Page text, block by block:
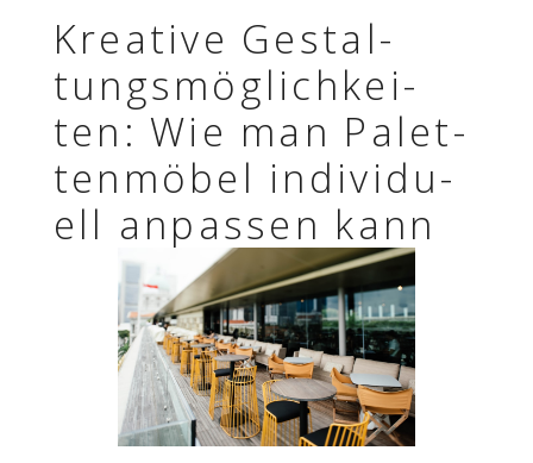
Krea­tive Gestal­
tungs­mög­lich­kei­
ten: Wie man Palet­
ten­mö­bel indi­vi­du­
ell anpas­sen kann